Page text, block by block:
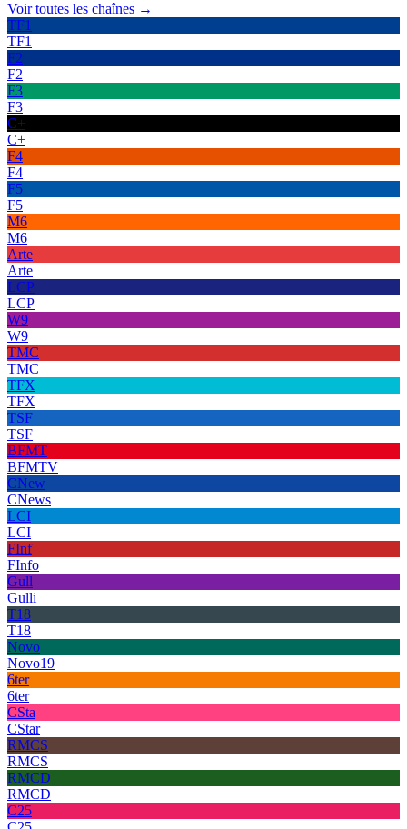
Voir toutes les chaînes →
TF1
TF1
F2
F2
F3
F3
C+
C+
F4
F4
F5
F5
M6
M6
Arte
Arte
LCP
LCP
W9
W9
TMC
TMC
TFX
TFX
TSF
TSF
BFMT
BFMTV
CNew
CNews
LCI
LCI
FInf
FInfo
Gull
Gulli
T18
T18
Novo
Novo19
6ter
6ter
CSta
CStar
RMCS
RMCS
RMCD
RMCD
C25